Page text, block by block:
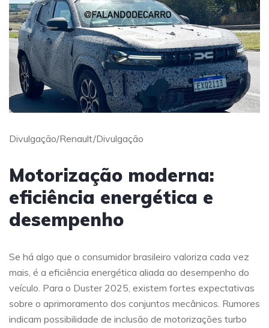
Divulgação/Renault/Divulgação
Motorização moderna:
eficiência energética e
desempenho
Se há algo que o consumidor brasileiro valoriza cada vez
mais, é a eficiência energética aliada ao desempenho do
veículo. Para o Duster 2025, existem fortes expectativas
sobre o aprimoramento dos conjuntos mecânicos. Rumores
indicam possibilidade de inclusão de motorizações turbo